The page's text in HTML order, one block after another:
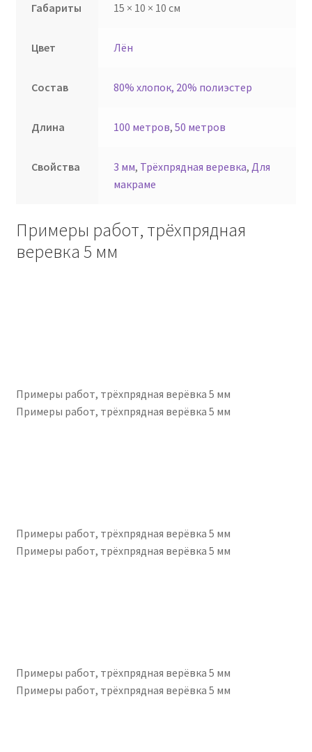
Габариты 15 × 10 × 10 см
Цвет Лён
Состав 80% хлопок, 20% полиэстер
Длина 100 метров,50 метров
Свойства 3 мм, Трёхпрядная веревка, Для
макраме
Примеры работ, трёхпрядная
веревка 5 мм
Примеры работ, трёхпрядная верёвка 5 мм
Примеры работ, трёхпрядная верёвка 5 мм
Примеры работ, трёхпрядная верёвка 5 мм
Примеры работ, трёхпрядная верёвка 5 мм
Примеры работ, трёхпрядная верёвка 5 мм
Примеры работ, трёхпрядная верёвка 5 мм